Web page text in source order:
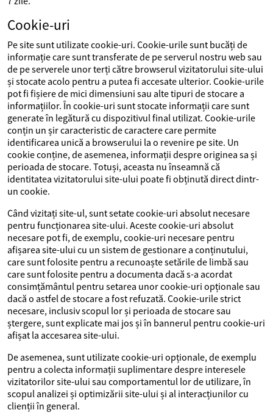
Cookie-uri
Pe site sunt utilizate cookie-uri. Cookie-urile sunt bucăți de
informație care sunt transferate de pe serverul nostru web sau
de pe serverele unor terți către browserul vizitatorului site-ului
și stocate acolo pentru a putea fi accesate ulterior. Cookie-urile
pot fi fișiere de mici dimensiuni sau alte tipuri de stocare a
informațiilor. În cookie-uri sunt stocate informații care sunt
generate în legătură cu dispozitivul final utilizat. Cookie-urile
conțin un șir caracteristic de caractere care permite
identificarea unică a browserului la o revenire pe site. Un
cookie conține, de asemenea, informații despre originea sa și
perioada de stocare. Totuși, aceasta nu înseamnă că
identitatea vizitatorului site-ului poate fi obținută direct dintr-
un cookie.
Când vizitați site-ul, sunt setate cookie-uri absolut necesare
pentru funcționarea site-ului. Aceste cookie-uri absolut
necesare pot fi, de exemplu, cookie-uri necesare pentru
afișarea site-ului cu un sistem de gestionare a conținutului,
care sunt folosite pentru a recunoaște setările de limbă sau
care sunt folosite pentru a documenta dacă s-a acordat
consimțământul pentru setarea unor cookie-uri opționale sau
dacă o astfel de stocare a fost refuzată. Cookie-urile strict
necesare, inclusiv scopul lor și perioada de stocare sau
ștergere, sunt explicate mai jos și în bannerul pentru cookie-uri
afișat la accesarea site-ului.
De asemenea, sunt utilizate cookie-uri opționale, de exemplu
pentru a colecta informații suplimentare despre interesele
vizitatorilor site-ului sau comportamentul lor de utilizare, în
scopul analizei și optimizării site-ului și al interacțiunilor cu
clienții în general.